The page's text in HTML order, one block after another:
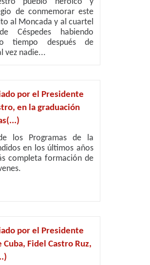
de conmemorar este
al Moncada y al cuartel
Céspedes habiendo
tiempo después de
vez nadie...
por el Presidente
en la graduación
los Programas de la
en los últimos años
completa formación de
por el Presidente
Fidel Castro Ruz,